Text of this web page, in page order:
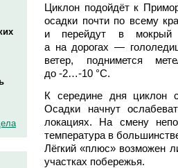
Циклон подойдёт к
осадки почти по всему
и перейдут в мокрый
а на дорогах —
ветер, поднимется
до -2…-10 °C.
К середине дня циклон
Осадки начнут
локациях. На смену
температура в
Лёгкий «плюс» возможен
участках побережья.